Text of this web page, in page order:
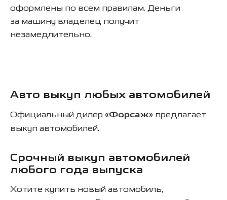
оформлены по всем правилам. Деньги
за машину владелец получит
незамедлительно.
Авто выкуп любых автомобилей
Официальный дилер «Форсаж» предлагает
выкуп автомобилей.
Срочный выкуп автомобилей
любого года выпуска
Хотите купить новый автомобиль,